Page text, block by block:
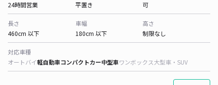
24時間営業
平置き
可
長さ
460cm 以下
車幅
180cm 以下
高さ
制限なし
対応車種
オートバイ軽自動車コンパクトカー中型車ワンボックス大型車・SUV